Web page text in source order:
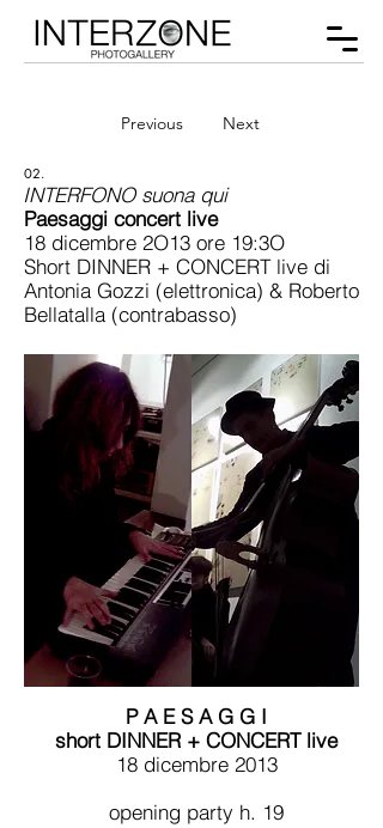
Previous Next
02.
INTERFONO suona qui
Paesaggi concert live
18 dicembre 2O13 ore 19:3O
Short DINNER + CONCERT live di
Antonia Gozzi (elettronica) & Roberto
Bellatalla (contrabasso)
P A E S A G G I
short DINNER + CONCERT live
18 dicembre 2013
opening party h. 19